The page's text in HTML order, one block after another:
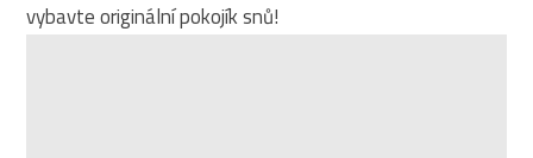
vybavte originální pokojík snů!